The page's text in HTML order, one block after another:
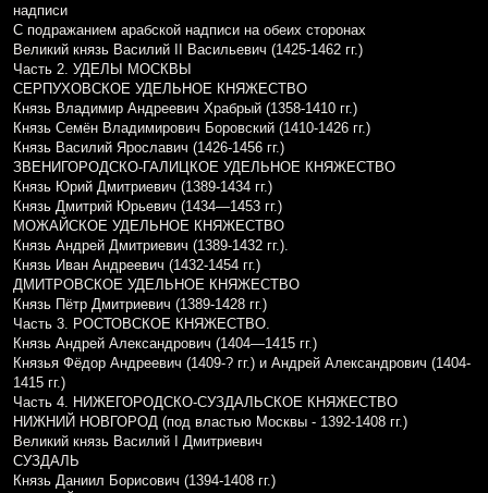
надписи
С подражанием арабской надписи на обеих сторонах
Великий князь Василий II Васильевич (1425-1462 гг.)
Часть 2. УДЕЛЫ МОСКВЫ
СЕРПУХОВСКОЕ УДЕЛЬНОЕ КНЯЖЕСТВО
Князь Владимир Андреевич Храбрый (1358-1410 гг.)
Князь Семён Владимирович Боровский (1410-1426 гг.)
Князь Василий Ярославич (1426-1456 гг.)
ЗВЕНИГОРОДСКО-ГАЛИЦКОЕ УДЕЛЬНОЕ КНЯЖЕСТВО
Князь Юрий Дмитриевич (1389-1434 гг.)
Князь Дмитрий Юрьевич (1434—1453 гг.)
МОЖАЙСКОЕ УДЕЛЬНОЕ КНЯЖЕСТВО
Князь Андрей Дмитриевич (1389-1432 гг.).
Князь Иван Андреевич (1432-1454 гг.)
ДМИТРОВСКОЕ УДЕЛЬНОЕ КНЯЖЕСТВО
Князь Пётр Дмитриевич (1389-1428 гг.)
Часть 3. РОСТОВСКОЕ КНЯЖЕСТВО.
Князь Андрей Александрович (1404—1415 гг.)
Князья Фёдор Андреевич (1409-? гг.) и Андрей Александрович (1404-
1415 гг.)
Часть 4. НИЖЕГОРОДСКО-СУЗДАЛЬСКОЕ КНЯЖЕСТВО
НИЖНИЙ НОВГОРОД (под властью Москвы - 1392-1408 гг.)
Великий князь Василий I Дмитриевич
СУЗДАЛЬ
Князь Даниил Борисович (1394-1408 гг.)